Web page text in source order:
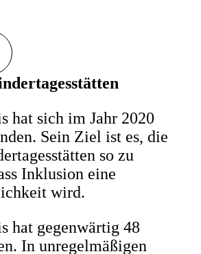
hat sich im Jahr 2020
Sein Ziel ist es, die
so zu
Inklusion eine
wird.
hat gegenwärtig 48
In unregelmäßigen